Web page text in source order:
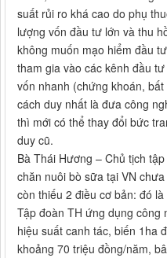
suất rủi ro khá cao do phụ
lượng vốn đầu tư lớn và thu
không muốn mạo hiểm đầu
tham gia vào các kênh đầu
vốn nhanh (chứng khoán,
cách duy nhất là đưa công
thì mới có thể thay đổi bức
duy cũ.
Bà Thái Hương – Chủ tịch
chăn nuôi bò sữa tại VN
còn thiếu 2 điều cơ bản: đó
Tập đoàn TH ứng dụng công
hiệu suất canh tác, biến 1ha
khoảng 70 triệu đồng/năm,